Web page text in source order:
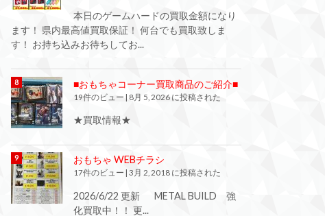
本日のゲームハードの買取金額になり
ます！ 県内最高値買取保証！ 何台でも買取致しま
す！ お持ち込みお待ちしてお...
■おもちゃコーナー買取商品のご紹介■
19件のビュー | 8月 5, 2026 に投稿された
★買取情報★
おもちゃ WEBチラシ
17件のビュー 3月 2, 2018 に投稿された
2026/6/22 更新 METAL BUILD 強
化買取中！！ 更...